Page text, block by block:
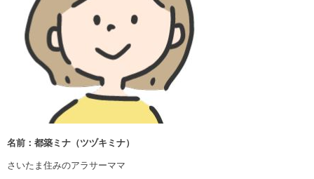
名前：都築ミナ（ツヅキミナ）
さいたま住みのアラサーママ